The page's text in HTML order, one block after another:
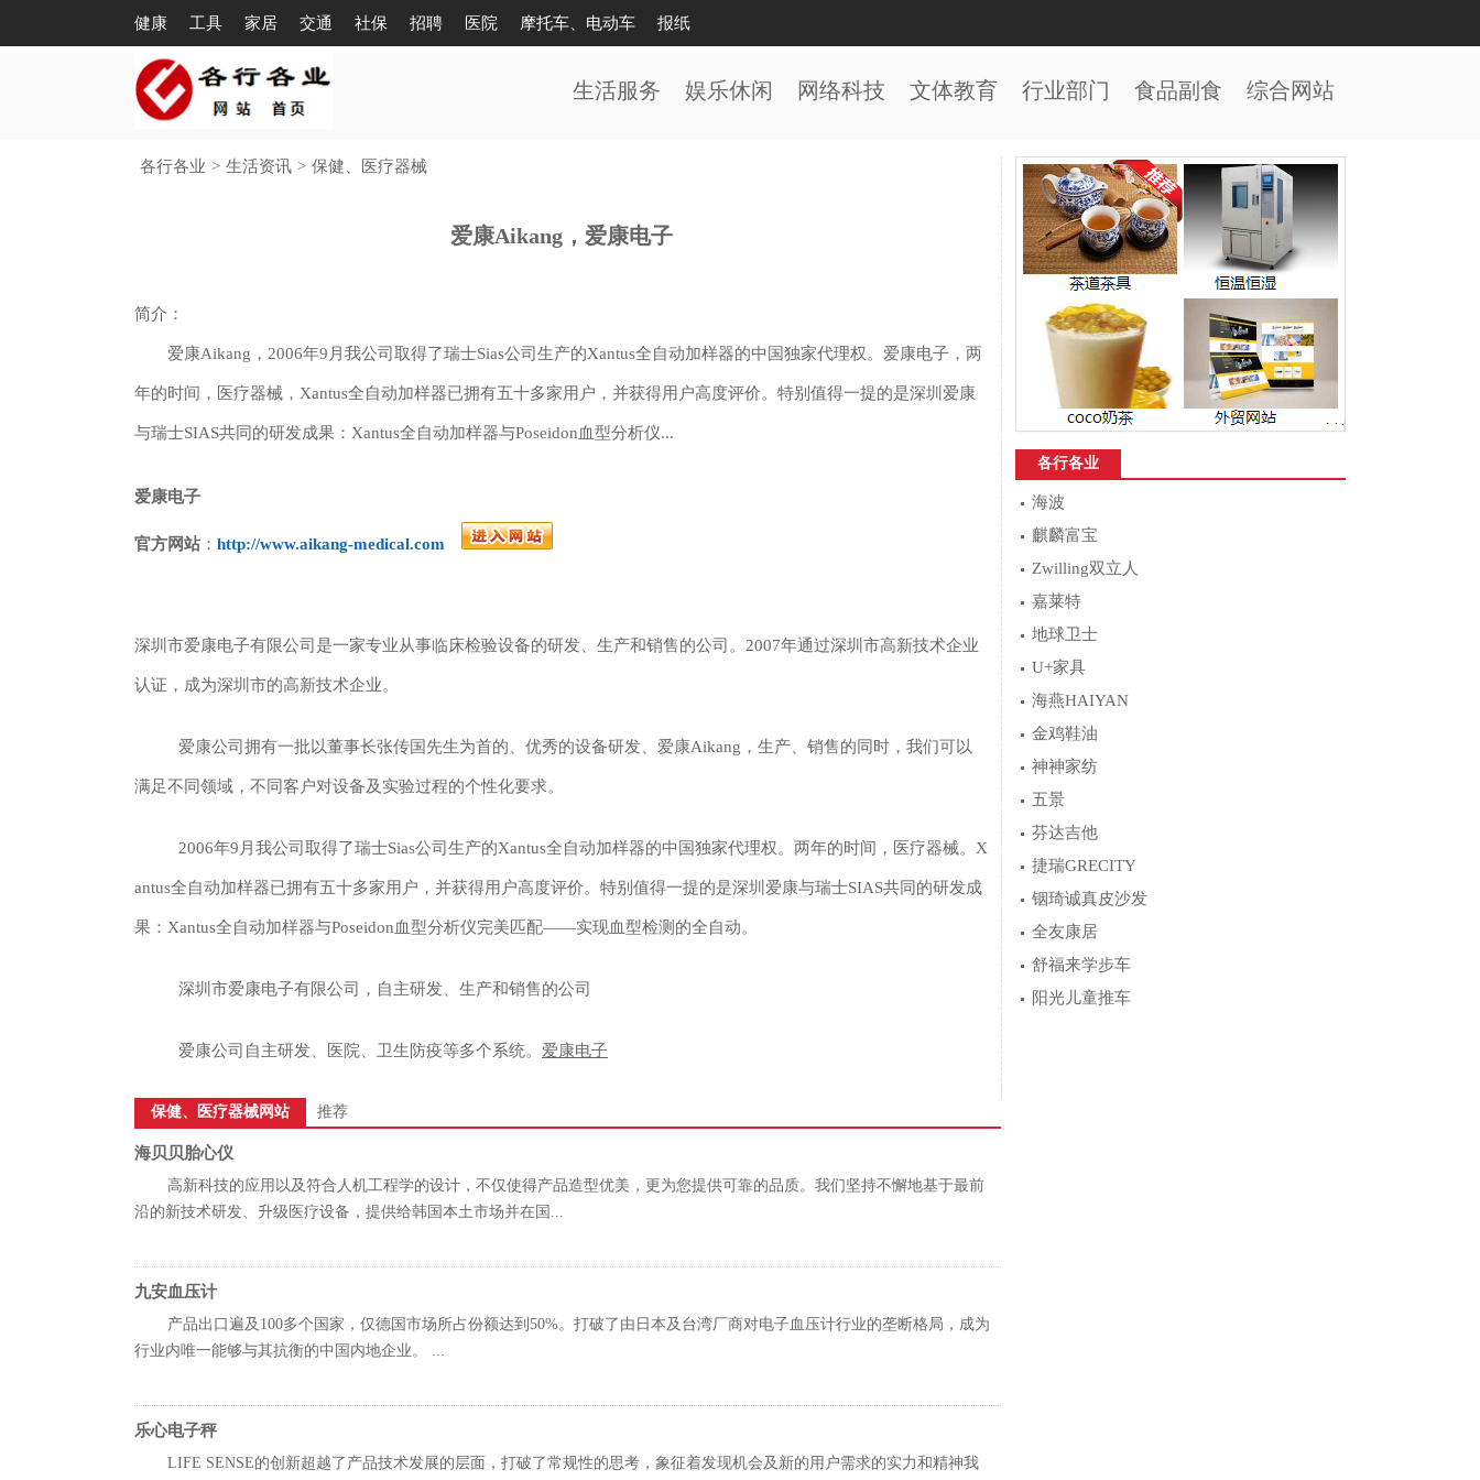
健康 工具 家居 交通 社保 招聘 医院 摩托车、电动车 报纸
生活服务 娱乐休闲 网络科技 文体教育 行业部门 食品副食 综合网站
各行各业 > 生活资讯 > 保健、医疗器械
爱康Aikang，爱康电子
简介：
爱康Aikang，2006年9月我公司取得了瑞士Sias公司生产的Xantus全自动加样器的中国独家代理权。爱康电子，两
年的时间，医疗器械，Xantus全自动加样器已拥有五十多家用户，并获得用户高度评价。特别值得一提的是深圳爱康
与瑞士SIAS共同的研发成果：Xantus全自动加样器与Poseidon血型分析仪...
爱康电子
官方网站： http://www.aikang-medical.com
深圳市爱康电子有限公司是一家专业从事临床检验设备的研发、生产和销售的公司。2007年通过深圳市高新技术企业
认证，成为深圳市的高新技术企业。
爱康公司拥有一批以董事长张传国先生为首的、优秀的设备研发、爱康Aikang，生产、销售的同时，我们可以
满足不同领域，不同客户对设备及实验过程的个性化要求。
2006年9月我公司取得了瑞士Sias公司生产的Xantus全自动加样器的中国独家代理权。两年的时间，医疗器械。X
antus全自动加样器已拥有五十多家用户，并获得用户高度评价。特别值得一提的是深圳爱康与瑞士SIAS共同的研发成
果：Xantus全自动加样器与Poseidon血型分析仪完美匹配——实现血型检测的全自动。
深圳市爱康电子有限公司，自主研发、生产和销售的公司
爱康公司自主研发、医院、卫生防疫等多个系统。 爱康电子
保健、医疗器械网站 推荐
海贝贝胎心仪
高新科技的应用以及符合人机工程学的设计，不仅使得产品造型优美，更为您提供可靠的品质。我们坚持不懈地基于最前
沿的新技术研发、升级医疗设备，提供给韩国本土市场并在国...
九安血压计
产品出口遍及100多个国家，仅德国市场所占份额达到50%。打破了由日本及台湾厂商对电子血压计行业的垄断格局，成为
行业内唯一能够与其抗衡的中国内地企业。 ...
乐心电子秤
LIFE SENSE的创新超越了产品技术发展的层面，打破了常规性的思考，象征着发现机会及新的用户需求的实力和精神我
各行各业
海波
麒麟富宝
Zwilling双立人
嘉莱特
地球卫士
U+家具
海燕HAIYAN
金鸡鞋油
神神家纺
五景
芬达吉他
捷瑞GRECITY
铟琦诚真皮沙发
全友康居
舒福来学步车
阳光儿童推车